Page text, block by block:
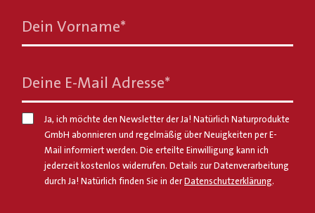
Dein Vorname*
Deine E-Mail Adresse*
Ja, ich möchte den Newsletter der Ja! Natürlich Naturprodukte
GmbH abonnieren und regelmäßig über Neuigkeiten per E-
Mail informiert werden. Die erteilte Einwilligung kann ich
jederzeit kostenlos widerrufen. Details zur Datenverarbeitung
durch Ja! Natürlich finden Sie in derDatenschutzerklärung.